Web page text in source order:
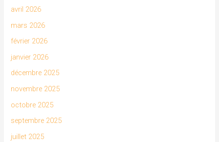
avril 2026
mars 2026
février 2026
janvier 2026
décembre 2025
novembre 2025
octobre 2025
septembre 2025
juillet 2025